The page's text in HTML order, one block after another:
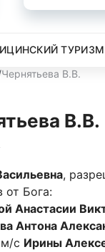
ТУРИЗМ
Чернятьева В.В.
В.В.
,
от Бога:
Анастасии
Антона
с Ирины